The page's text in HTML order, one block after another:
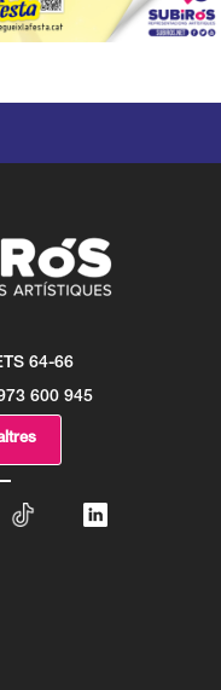
64-66
600 945